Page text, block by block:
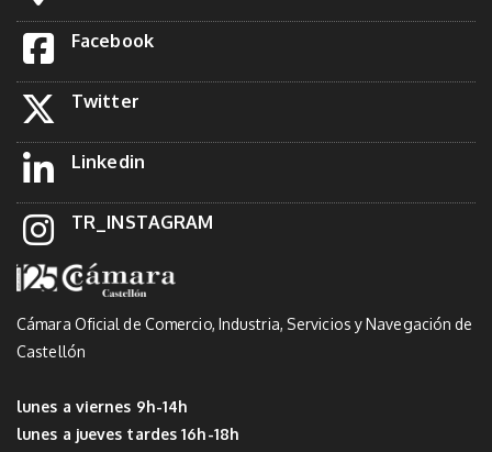
Facebook
Twitter
Linkedin
TR_INSTAGRAM
Cámara Oficial de Comercio, Industria, Servicios y Navegación de
Castellón
lunes a viernes 9h-14h
lunes a jueves tardes 16h-18h